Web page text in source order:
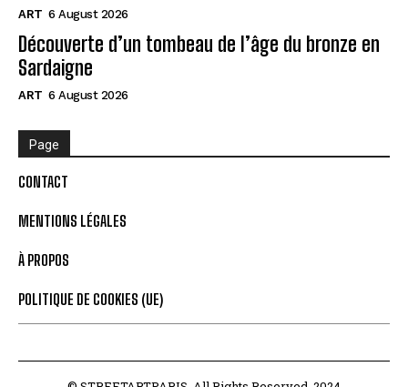
ART 6 August 2026
Découverte d’un tombeau de l’âge du bronze en
Sardaigne
ART 6 August 2026
Page
CONTACT
MENTIONS LÉGALES
À PROPOS
POLITIQUE DE COOKIES (UE)